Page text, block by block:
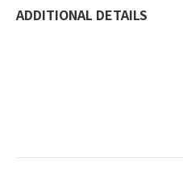
ADDITIONAL DETAILS